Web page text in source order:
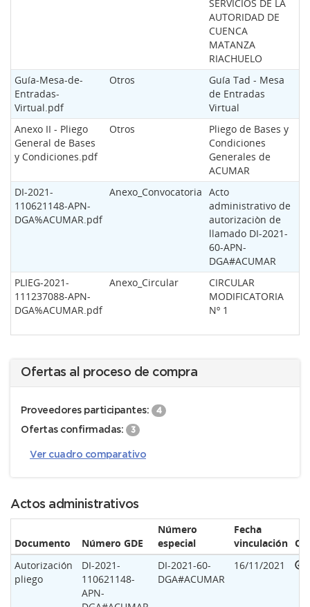
SERVICIOS DE LA
AUTORIDAD DE
CUENCA
MATANZA
RIACHUELO
Guía-Mesa-de-
Entradas-
Virtual.pdf
Otros
Guía Tad - Mesa
de Entradas
Virtual
Anexo II - Pliego
General de Bases
y Condiciones.pdf
Otros
Pliego de Bases y
Condiciones
Generales de
ACUMAR
DI-2021-
110621148-APN-
DGA%ACUMAR.pdf
Anexo_Convocatoria Acto
administrativo de
autorizaciòn de
llamado DI-2021-
60-APN-
DGA#ACUMAR
PLIEG-2021-
111237088-APN-
DGA%ACUMAR.pdf
Anexo_Circular
CIRCULAR
MODIFICATORIA
Nº 1
Ofertas al proceso de compra
Proveedores participantes: 4
Ofertas confirmadas: 3
Ver cuadro comparativo
Actos administrativos
Documento Número GDE
Número
especial
Fecha
vinculación
Autorización
pliego
DI-2021-
110621148-
APN-
DI-2021-60-
DGA#ACUMAR
16/11/2021